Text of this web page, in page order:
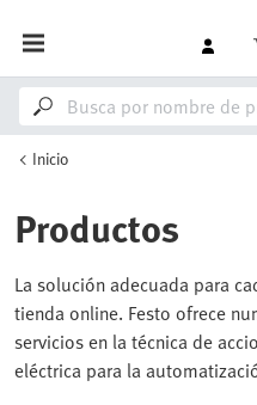
Inicio
Productos
La solución adecuada para
tienda online. Festo ofrece
servicios en la técnica de
eléctrica para la